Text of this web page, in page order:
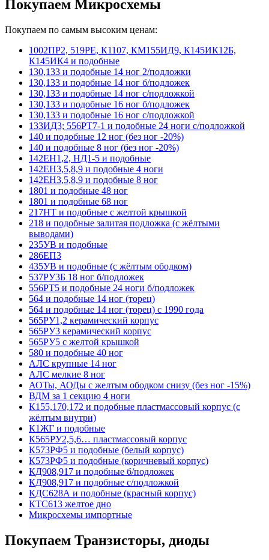
Покупаем Микросхемы
Покупаем по самым высоким ценам:
1002ПР2, 519РЕ, К1107, КМ155ИД9, К145ИК12Б,
К145ИК4 и подобные
130,133 и подобные 14 ног 2/подложки
130,133 и подобные 14 ног б/подложек
130,133 и подобные 14 ног с/подложкой
130,133 и подобные 16 ног б/подложек
130,133 и подобные 16 ног с/подложкой
133ИД3; 556РТ7-1 и подобные 24 ноги с/подложкой
140 и подобные 12 ног (без ног -20%)
140 и подобные 8 ног (без ног -20%)
142ЕН1,2, НД1-5 и подобные
142ЕН3,5,8,9 и подобные 4 ноги
142ЕН3,5,8,9 и подобные 8 ног
1801 и подобные 48 ног
1801 и подобные 68 ног
217НТ и подобные с желтой крышкой
218 и подобные залитая подложка (с жёлтыми
выводами)
235УВ и подобные
286ЕП3
435УВ и подобные (с жёлтым ободком)
537РУ3Б 18 ног б/подложек
556РТ5 и подобные 24 ноги б/подложек
564 и подобные 14 ног (торец)
564 и подобные 14 ног (торец) с 1990 года
565РУ1,2 керамический корпус
565РУ3 керамический корпус
565РУ5 с желтой крышкой
580 и подобные 40 ног
АЛС крупные 14 ног
АЛС мелкие 8 ног
АОТы, АОДы с желтым ободком снизу (без ног -15%)
ВДМ за 1 секцию 4 ноги
К155,170,172 и подобные пластмассовый корпус (с
жёлтым внутри)
К1ЖГ и подобные
К565РУ2,5,6… пластмассовый корпус
К573РФ5 и подобные (белый корпус)
К573РФ5 и подобные (коричневый корпус)
КД908,917 и подобные б/подложек
КД908,917 и подобные с/подложкой
КДС628А и подобные (красный корпус)
КТС613 желтое дно
Микросхемы импортные
Покупаем Транзисторы, диоды